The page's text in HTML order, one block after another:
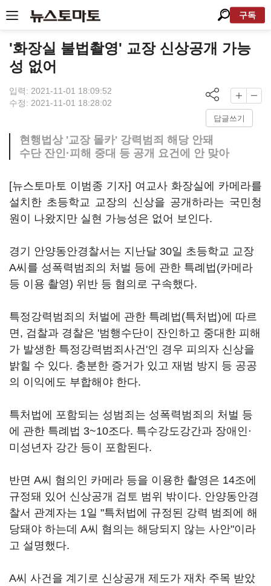
구독
'화장실 불법촬영' 교장 신상공개 가능
성 없어
입력: 2021-11-01 18:09:52
수정: 2021-11-01 18:28:02
답글쓰기
현행법상 '교장 몰카' 강력범죄 해당 안돼
수단 잔인·피해 중대 등 공개 요건에 안 맞아
[뉴스토마토 이범종 기자] 여교사 화장실에 카메라를
설치한 초등학교 교장의 신상을 공개하라는 국민청
원이 나왔지만 실현 가능성은 없어 보인다.
경기 안양동안경찰서는 지난달 30일 초등학교 교장
A씨를 성폭력범죄의 처벌 등에 관한 특례법(카메라
등 이용 촬영) 위반 등 혐의로 구속했다.
특정강력범죄의 처벌에 관한 특례법(특처법)에 따르
면, 검찰과 경찰은 '범행수단이 잔인하고 중대한 피해
가 발생한 특정강력범죄사건'인 경우 피의자 신상을
밝힐 수 있다. 충분한 증거가 있고 재범 방지 등 공공
의 이익에도 부합해야 한다.
특처법에 포함되는 성범죄는 성폭력범죄의 처벌 등
에 관한 특례법 3~10조다. 특수강도강간과 장애인·
미성년자 강간 등이 포함된다.
반면 A씨 혐의인 카메라 등을 이용한 촬영은 14조에
규정돼 있어 신상공개 검토 범위 밖이다. 안양동안경
찰서 관계자는 1일 "특처법에 규정된 강력 범죄에 해
당돼야 하는데 A씨 혐의는 해당되지 않는 사안"이라
고 설명했다.
A씨 사건을 계기로 신상공개 제도가 재차 주목 받았